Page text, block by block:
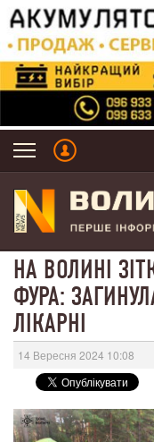
НА ВОЛИНІ
ФУРА:
ЛІКАРНІ
14 Вересня 2024 10:08